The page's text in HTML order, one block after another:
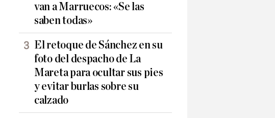
van a Marruecos: «Se las
saben todas»
El retoque de Sánchez en su
foto del despacho de La
Mareta para ocultar sus pies
y evitar burlas sobre su
calzado